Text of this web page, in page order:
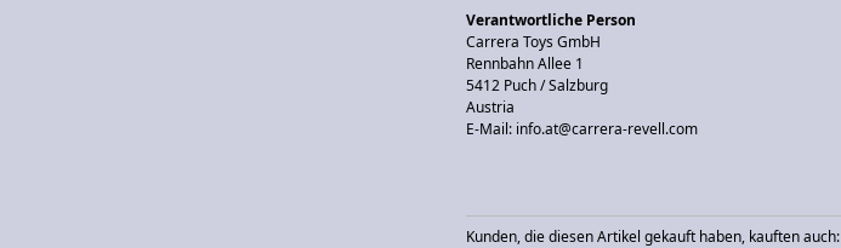
Verantwortliche Person
Carrera Toys GmbH
Rennbahn Allee 1
5412 Puch / Salzburg
Austria
E-Mail: info.at@carrera-revell.com
Kunden, die diesen Artikel gekauft haben, kauften auch: